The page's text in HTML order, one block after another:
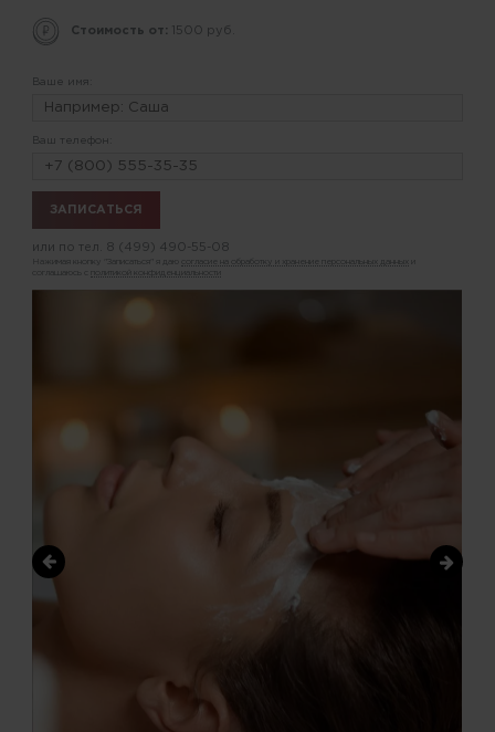
Стоимость от: 1500 руб.
Ваше имя:
Ваш телефон:
или по тел. 8 (499) 490-55-08
Нажимая кнопку "Записаться" я даю согласие на обработку и хранение персональных данных
политикой конфиденциальности